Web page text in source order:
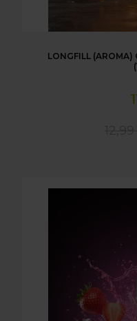
LONGFILL (AROMA)